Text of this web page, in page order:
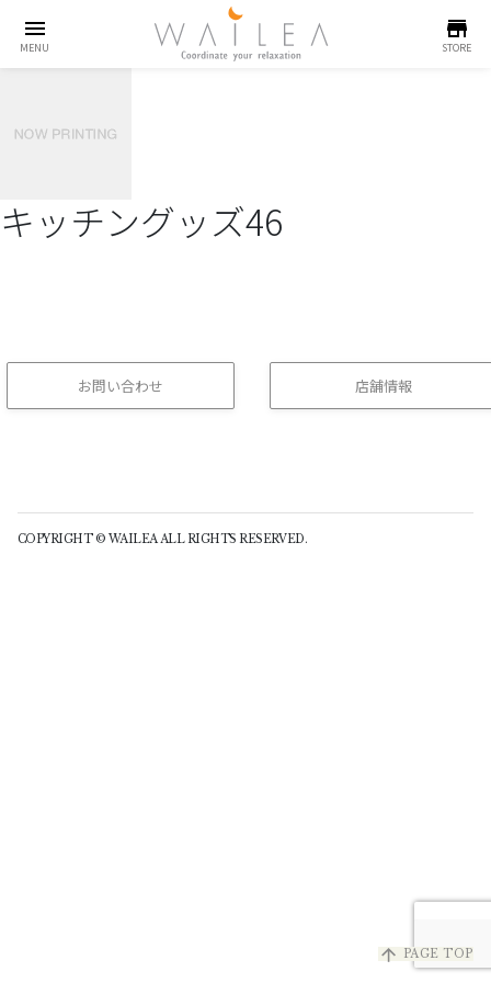
menu
MENU
store
STORE
キッチングッズ46
お問い合わせ 店舗情報
arrow_upward PAGE TOP
COPYRIGHT © WAILEA ALL RIGHTS RESERVED.